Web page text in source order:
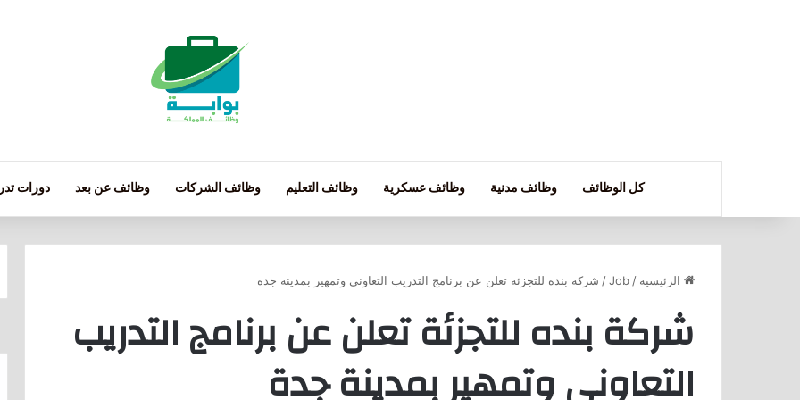
كل الوظائف وظائف مدنية وظائف عسكرية وظائف التعليم وظائف الشركات وظائف عن بعد دورات
الرئيسية /
Job
/ شركة بنده للتجزئة تعلن عن برنامج التدريب التعاوني وتمهير بمدينة جدة
شركة بنده للتجزئة تعلن عن برنامج التدريب
التعاوني وتمهير بمدينة جدة